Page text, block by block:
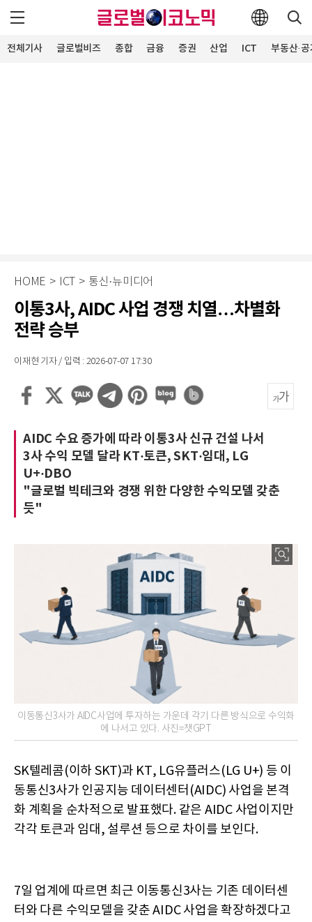
전체기사 글로벌비즈 종합 금융 증권 산업 ICT 부동산·
HOME > ICT > 통신·뉴미디어
이통3사, AIDC 사업 경쟁 치열…차별화
전략 승부
이재현 기자 / 입력 : 2026-07-07 17:30
AIDC 수요 증가에 따라 이통3사 신규 건설 나서
3사 수익 모델 달라 KT·토큰, SKT·임대, LG
U+·DBO
"글로벌 빅테크와 경쟁 위한 다양한 수익모델 갖춘
듯"
이동통신3사가 AIDC사업에 투자하는 가운데 각기 다른 방식으로 수익화
에 나서고 있다. 사진=챗GPT
SK텔레콤(이하 SKT)과 KT, LG유플러스(LG U+) 등 이
동통신3사가 인공지능 데이터센터(AIDC) 사업을 본격
화 계획을 순차적으로 발표했다. 같은 AIDC 사업이지만
각각 토큰과 임대, 설루션 등으로 차이를 보인다.
7일 업계에 따르면 최근 이동통신3사는 기존 데이터센
터와 다른 수익모델을 갖춘 AIDC 사업을 확장하겠다고